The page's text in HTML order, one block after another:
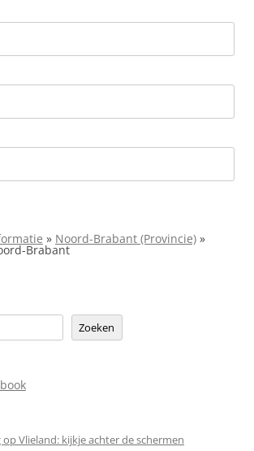
» Noord-Brabant (Provincie) »
Brabant
Zoeken
Vlieland: kijkje achter de schermen